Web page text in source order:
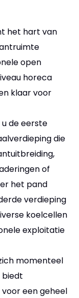
het hart van
open
horeca
klaar voor
de eerste
die
of
het pand
verdieping
koelcellen
exploitatie
momenteel
biedt
een geheel